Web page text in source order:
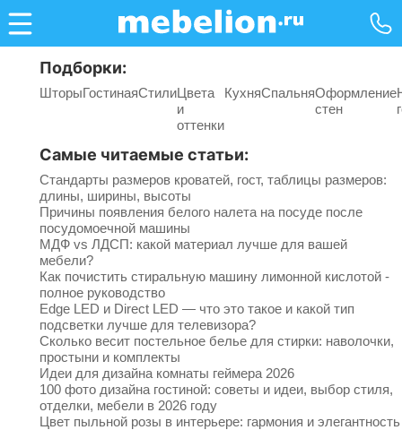
Подборки:
ШторыГостинаяСтилиЦвета
и
оттенки
КухняСпальняОформление
стен
Самые читаемые статьи:
Стандарты размеров кроватей, гост, таблицы размеров:
длины, ширины, высоты
Причины появления белого налета на посуде после
посудомоечной машины
МДФ vs ЛДСП: какой материал лучше для вашей
мебели?
Как почистить стиральную машину лимонной кислотой -
полное руководство
Edge LED и Direct LED — что это такое и какой тип
подсветки лучше для телевизора?
Сколько весит постельное белье для стирки: наволочки,
простыни и комплекты
Идеи для дизайна комнаты геймера 2026
100 фото дизайна гостиной: советы и идеи, выбор стиля,
отделки, мебели в 2026 году
Цвет пыльной розы в интерьере: гармония и элегантность